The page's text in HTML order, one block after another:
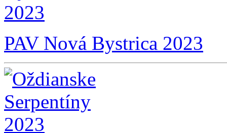
PAV Nová Bystrica 2023